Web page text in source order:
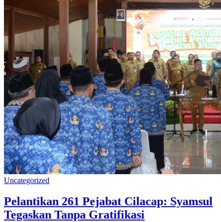
Uncategorized
Pelantikan 261 Pejabat Cilacap: Syamsul
Tegaskan Tanpa Gratifikasi